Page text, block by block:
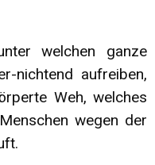
welchen ganze
nichtend aufreiben,
Weh, welches
wegen der